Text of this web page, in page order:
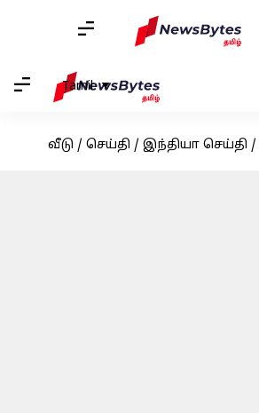
Tamil
வீடு / செய்தி / இந்தியா செய்தி /